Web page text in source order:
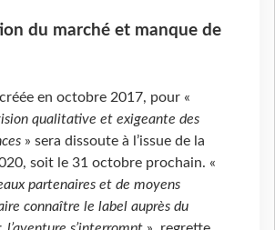
du marché et manque de
créée en octobre 2017, pour «
qualitative et exigeante des
» sera dissoute à l’issue de la
soit le 31 octobre prochain. «
partenaires et de moyens
connaître le label auprès du